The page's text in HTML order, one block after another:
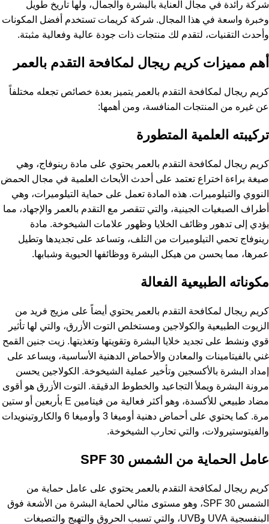
شركة رائدة في مجال العناية بالبشرة والجمال، ولها تاريخ طويل
وخبرة واسعة في هذا المجال. شركة كريمات تستخدم أفضل المكونات
وأحدث التقنيات، لتقدم لك منتجات ذات جودة عالية وفعالية مثبتة.
أهم مميزات كريم ريجال لمكافحة التقدم بالعمر
كريم ريجال لمكافحة التقدم بالعمر يتميز بعدة خصائص تجعله مختلفاً
عن غيره من المنتجات المنافسة، ومن أهمها:
تركيبته العلمية المتطورة
كريم ريجال لمكافحة التقدم بالعمر يحتوي على مادة رينوفاج، وهي
صيغة براءة اختراع تعتمد على أحدث الأبحاث العلمية في مجال الحمض
النووي والتيلوميرات. هذه المادة تعمل على حماية التيلوميرات، وهي
أطراف الصبغيات الجينية، والتي تتقصر مع التقدم بالعمر والإجهاد، مما
يؤدي إلى تدهور وظائف الخلايا وظهور علامات الشيخوخة. مادة
رينوفاج تحمي التيلوميرات من التلف، وتساعد على تجديدها وتطيل
عمرها، مما يحسن من هيكل البشرة ووظائفها الحيوية وشبابها.
مكوناته الطبيعية الفعالة
كريم ريجال لمكافحة التقدم بالعمر يحتوي أيضاً على مزيج فريد من
الزيوت الطبيعية والكولاجين ومستخلص التوت الأزرق، والتي لها تأثير
قوي ونشط على تجديد خلايا البشرة وتقويتها وتغذيتها. زيت جنين القمح
غني بالفيتامينات والمعادن والأحماض الدهنية الأساسية، ويساعد على
إمداد البشرة بالأكسجين وتأخير عملية الشيخوخة. الكولاجين يحسن
مرونة البشرة ويملأ التجاعيد والخطوط الدقيقة. التوت الأزرق هو أقوى
مضاد طبيعي للأكسدة، وهو أكثر فعالية من فيتامين E بأربعين أو ستين
مرة. كما يحتوي على أحماض دهنية أوميغا 3 وأوميغا 6 والكاروتينويدات
والفيتوستيرولات، والتي تحارب الشيخوخة.
عامل الحماية من الشمس SPF 30
كريم ريجال لمكافحة التقدم بالعمر يحتوي على عامل حماية من
الشمس SPF 30، وهو مستوى مثالي لحماية البشرة من الأشعة فوق
البنفسجية UVA وUVB، والتي تسبب الحروق والتهيج والتصبغات